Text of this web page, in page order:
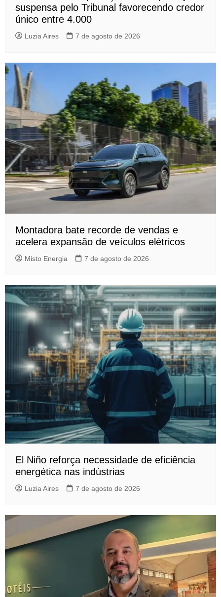
suspensa pelo Tribunal favorecendo credor
único entre 4.000
Luzia Aires 7 de agosto de 2026
Montadora bate recorde de vendas e
acelera expansão de veículos elétricos
Misto Energia 7 de agosto de 2026
El Niño reforça necessidade de eficiência
energética nas indústrias
Luzia Aires 7 de agosto de 2026